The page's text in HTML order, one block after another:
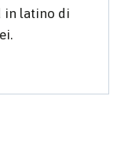
in latino di